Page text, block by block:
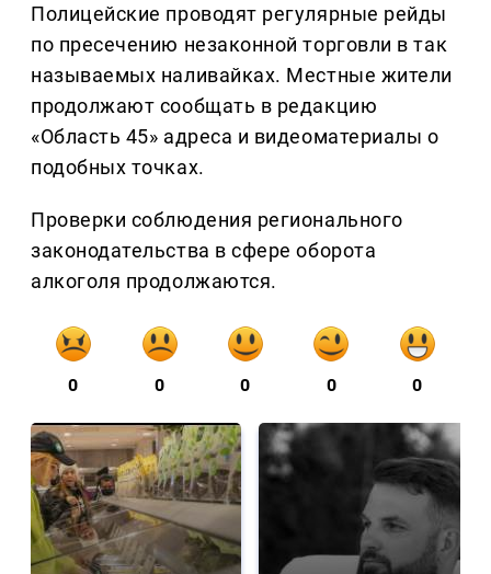
Полицейские проводят регулярные рейды
по пресечению незаконной торговли в так
называемых наливайках. Местные жители
продолжают сообщать в редакцию
«Область 45» адреса и видеоматериалы о
подобных точках.
Проверки соблюдения регионального
законодательства в сфере оборота
алкоголя продолжаются.
0 0 0 0 0